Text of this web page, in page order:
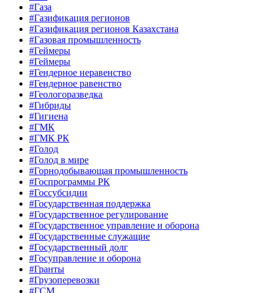
#Газа
#Газификация регионов
#Газификация регионов Казахстана
#Газовая промышленность
#Геймеры
#Геймеры
#Гендерное неравенство
#Гендерное равенство
#Геологоразведка
#Гибриды
#Гигиена
#ГМК
#ГМК РК
#Голод
#Голод в мире
#Горнодобывающая промышленность
#Госпрограммы РК
#Госсубсидии
#Государственная поддержка
#Государственное регулирование
#Государственное управление и оборона
#Государственные служащие
#Государственный долг
#Госуправление и оборона
#Гранты
#Грузоперевозки